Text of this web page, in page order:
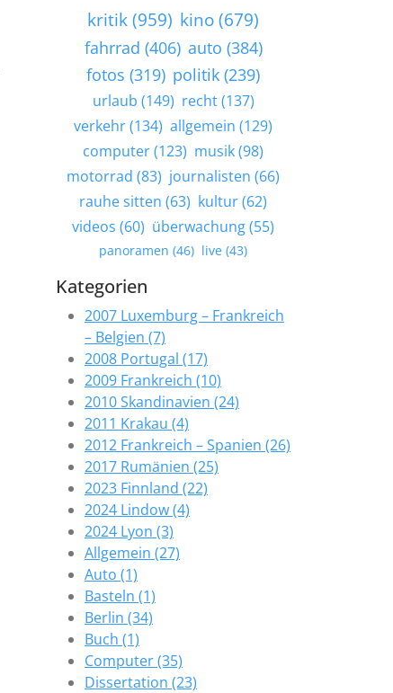
kritik (959) kino (679)
fahrrad (406) auto (384)
fotos (319) politik (239)
urlaub (149) recht (137)
verkehr (134) allgemein (129)
computer (123) musik (98)
motorrad (83) journalisten (66)
rauhe sitten (63) kultur (62)
videos (60) überwachung (55)
panoramen (46) live (43)
Kategorien
2007 Luxemburg – Frankreich
– Belgien (7)
2008 Portugal (17)
2009 Frankreich (10)
2010 Skandinavien (24)
2011 Krakau (4)
2012 Frankreich – Spanien (26)
2017 Rumänien (25)
2023 Finnland (22)
2024 Lindow (4)
2024 Lyon (3)
Allgemein (27)
Auto (1)
Basteln (1)
Berlin (34)
Buch (1)
Computer (35)
Dissertation (23)